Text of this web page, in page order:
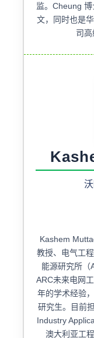
监。Cheung
文，同时也是
司高
Kashem
教授、电气工
能源研究所（
ARC未来电网
年的学术经验
研究生。目前
Industry
澳大利亚工